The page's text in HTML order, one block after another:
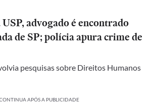
advogado é encontrado
de SP; polícia apura crime de
pesquisas sobre Direitos Humanos
APÓS A PUBLICIDADE